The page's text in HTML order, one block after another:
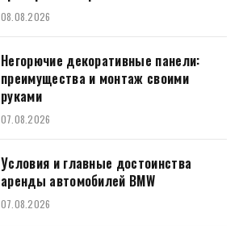
08.08.2026
Негорючие декоративные панели:
преимущества и монтаж своими
руками
07.08.2026
Условия и главные достоинства
аренды автомобилей BMW
07.08.2026